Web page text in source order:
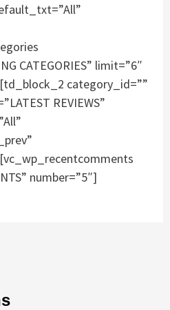
CATEGORIES” limit=”6″
category_id=””
REVIEWS”
number=”5″]